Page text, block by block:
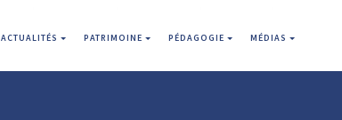
ACTUALITÉS PATRIMOINE PÉDAGOGIE MÉDIAS